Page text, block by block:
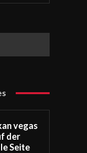
vegas
der
Seite